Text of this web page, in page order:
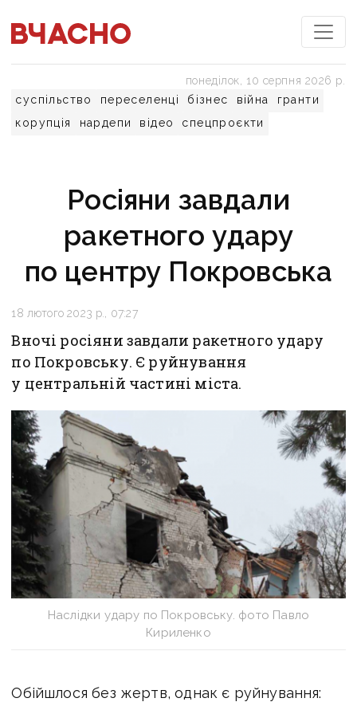
суспільство переселенці бізнес війна
гранти
корупція
нардепи відео спецпроєкти
понеділок, 10 серпня 2026 р.
Росіяни завдали
ракетного удару
по центру Покровська
18 лютого 2023 р., 07:27
Вночі росіяни завдали ракетного удару
по Покровську. Є руйнування
у центральній частині міста.
Наслідки удару по Покровську. фото Павло
Кириленко
Обійшлося без жертв, однак є руйнування: